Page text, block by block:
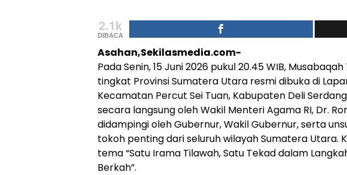
2.1k
DIBACA
Asahan,Sekilasmedia.com-
Pada Senin, 15 Juni 2026 pukul 20.45 WIB,
tingkat Provinsi Sumatera Utara resmi dibuka di
Kecamatan Percut Sei Tuan, Kabupaten Deli
secara langsung oleh Wakil Menteri Agama RI, Dr.
didampingi oleh Gubernur, Wakil Gubernur, serta
tokoh penting dari seluruh wilayah Sumatera Utara.
tema “Satu Irama Tilawah, Satu Tekad dalam
Berkah”.